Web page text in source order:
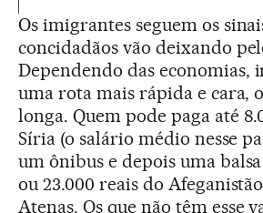
Os imigrantes seguem os
concidadãos vão deixando
Dependendo das economias,
uma rota mais rápida e cara,
longa. Quem pode paga até
Síria (o salário médio nesse
um ônibus e depois uma
ou 23.000 reais do
Atenas. Os que não têm esse